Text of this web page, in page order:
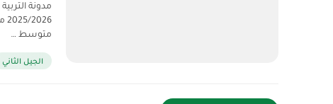
مدونة
متوسط …
الجيل الثاني